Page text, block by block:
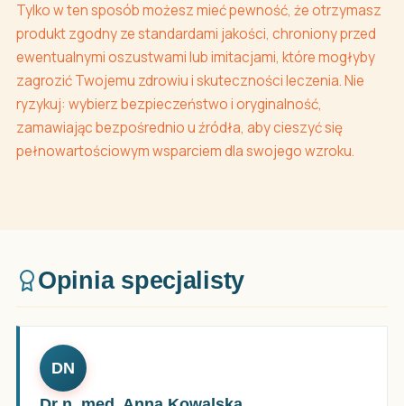
Tylko w ten sposób możesz mieć pewność, że otrzymasz
produkt zgodny ze standardami jakości, chroniony przed
ewentualnymi oszustwami lub imitacjami, które mogłyby
zagrozić Twojemu zdrowiu i skuteczności leczenia. Nie
ryzykuj: wybierz bezpieczeństwo i oryginalność,
zamawiając bezpośrednio u źródła, aby cieszyć się
pełnowartościowym wsparciem dla swojego wzroku.
Opinia specjalisty
DN